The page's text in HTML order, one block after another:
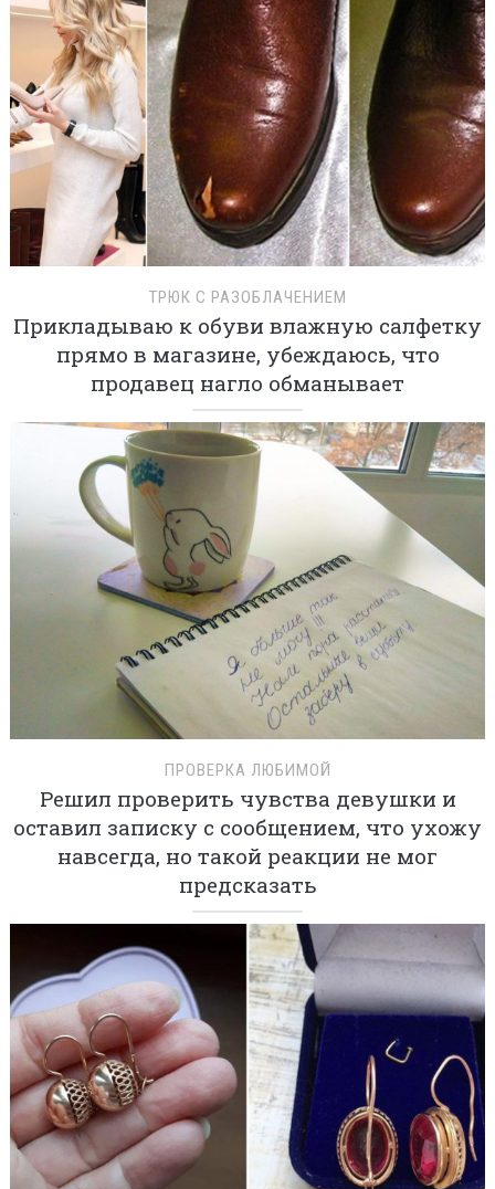
ТРЮК С РАЗОБЛАЧЕНИЕМ
Прикладываю к обуви влажную салфетку
прямо в магазине, убеждаюсь, что
продавец нагло обманывает
ПРОВЕРКА ЛЮБИМОЙ
Решил проверить чувства девушки и
оставил записку с сообщением, что ухожу
навсегда, но такой реакции не мог
предсказать